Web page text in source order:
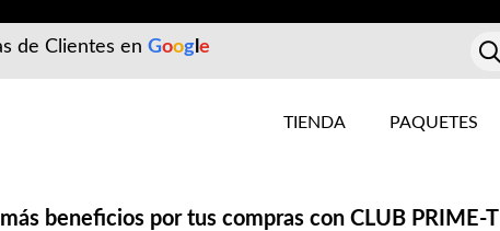
de Clientes en Goog e
TIENDA PAQUETES
beneficios por tus compras con CLUB PRIME-T